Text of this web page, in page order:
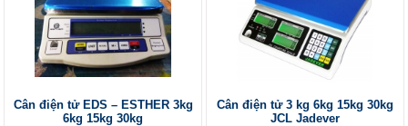
Cân điện tử EDS – ESTHER 3kg
6kg 15kg 30kg
Cân điện tử 3 kg 6kg 15kg 30kg
JCL Jadever